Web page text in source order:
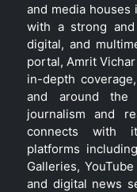
and media houses
with a strong
digital, and
portal, Amrit
in-depth
and around the
journalism and
connects with
platforms
Galleries,
and digital news